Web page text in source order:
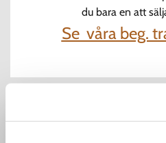
du bara en att
Se våra beg.